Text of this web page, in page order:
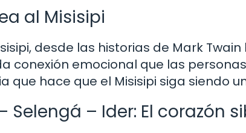
al Misisipi
desde las historias de Mark
conexión emocional que las
que hace que el Misisipi siga siendo
Selengá – Ider: El corazón